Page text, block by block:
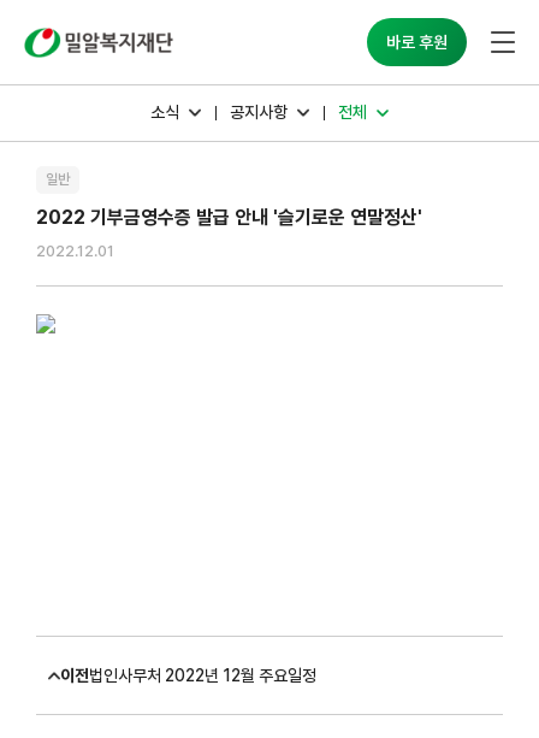
바로 후원
소식 공지사항 전체
일반
2022 기부금영수증 발급 안내 '슬기로운 연말정산'
2022.12.01
이전법인사무처 2022년 12월 주요일정